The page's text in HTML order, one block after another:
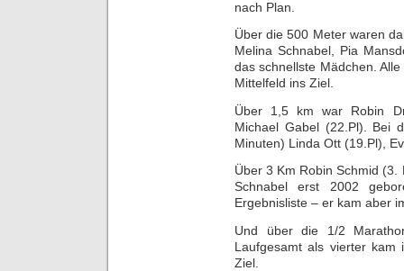
nach Plan.
Über die 500 Meter waren
Melina Schnabel, Pia
das schnellste Mädchen.
Mittelfeld ins Ziel.
Über 1,5 km war Robin
Michael Gabel (22.Pl). Bei
Minuten) Linda Ott (19.Pl),
Über 3 Km Robin Schmid
Schnabel erst 2002
Ergebnisliste – er kam aber
Und über die 1/2
Laufgesamt als vierter kam
Ziel.